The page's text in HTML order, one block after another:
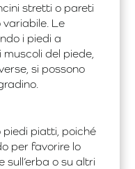
stretti o pareti
Le
i piedi a
del piede,
si possono
piatti, poiché
per favorire lo
o su altri